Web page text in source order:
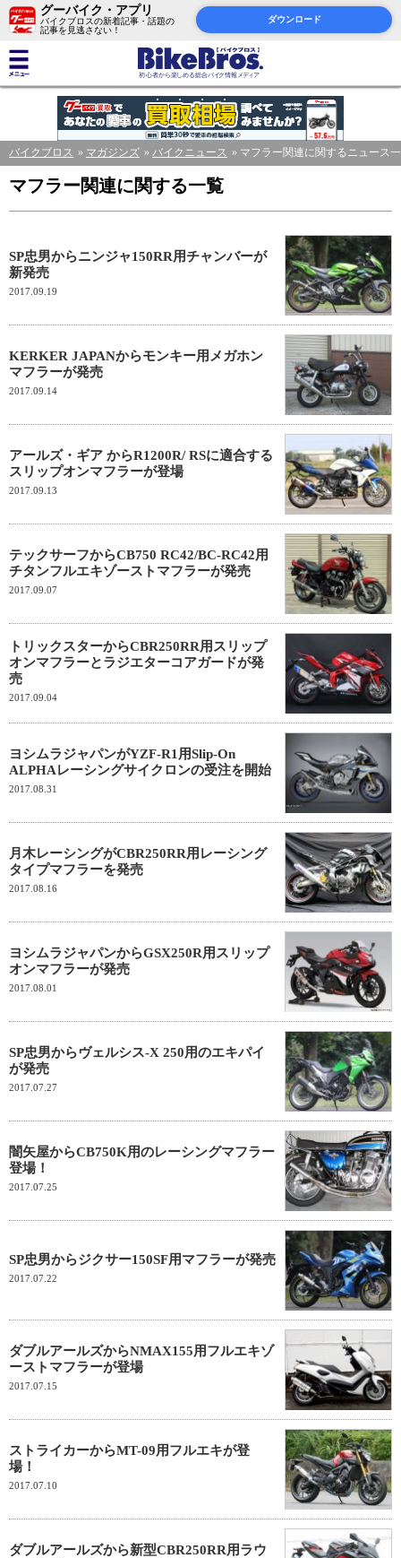
グーバイク・アプリ
バイクブロスの新着記事・話題の
記事を見逃さない！
ダウンロード
バイクブロス マガジンズ バイクニュース マフラー関連に関するニュース
マフラー関連に関する一覧
SP忠男からニンジャ150RR用チャンバーが
新発売
2017.09.19
KERKER JAPANからモンキー用メガホン
マフラーが発売
2017.09.14
アールズ・ギア からR1200R/ RSに適合する
スリップオンマフラーが登場
2017.09.13
テックサーフからCB750 RC42/BC-RC42用
チタンフルエキゾーストマフラーが発売
2017.09.07
トリックスターからCBR250RR用スリップ
オンマフラーとラジエターコアガードが発
売
2017.09.04
ヨシムラジャパンがYZF-R1用Slip-On
ALPHAレーシングサイクロンの受注を開始
2017.08.31
月木レーシングがCBR250RR用レーシング
タイプマフラーを発売
2017.08.16
ヨシムラジャパンからGSX250R用スリップ
オンマフラーが発売
2017.08.01
SP忠男からヴェルシス-X 250用のエキパイ
が発売
2017.07.27
闇矢屋からCB750K用のレーシングマフラー
登場！
2017.07.25
SP忠男からジクサー150SF用マフラーが発売
2017.07.22
ダブルアールズからNMAX155用フルエキゾ
ーストマフラーが登場
2017.07.15
ストライカーからMT-09用フルエキが登
場！
2017.07.10
ダブルアールズから新型CBR250RR用ラウ